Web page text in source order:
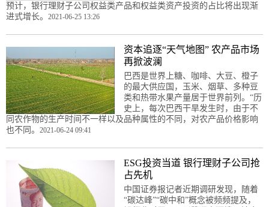
预计，银行理财子公司权益类产品和权益类资产投资的占比将出现渐
进式增长。 2021-06-25 13:26
资本追逐“天气地图” 农产品市场
再掀波澜
巴西是世界上糖、咖啡、大豆、橙子
的最大供应国，玉米、烟草、多种豆
类和热带水果产量居于世界前列。“历
史上，每次巴西干旱发生时，由于不
同农作物的生产时间不一样以及品种属性的不同，对农产品价格影响
也不同。 2021-06-24 09:41
ESG投资当道 银行理财子公司抢
占先机
中国证券报记者近期调研发现，随着
“碳达峰”“碳中和”概念被频频提及，